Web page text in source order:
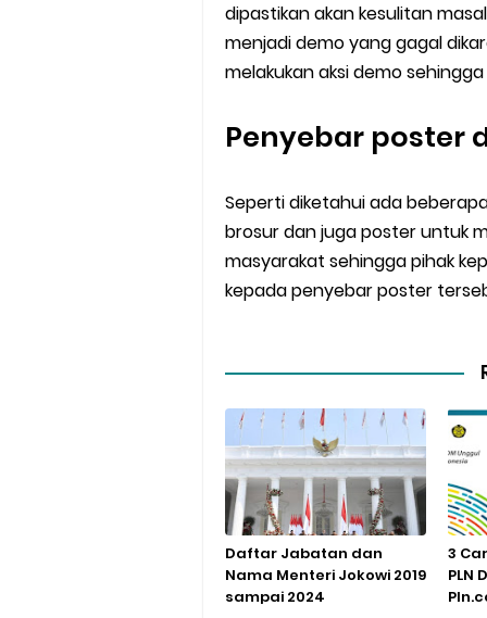
dipastikan akan kesulitan
menjadi demo yang gagal
melakukan aksi demo
Penyebar poster
Seperti diketahui ada
brosur dan juga poster untuk
masyarakat sehingga pihak
kepada penyebar poster
Daftar Jabatan dan
Nama Menteri Jokowi 2019
sampai 2024
3
PLN